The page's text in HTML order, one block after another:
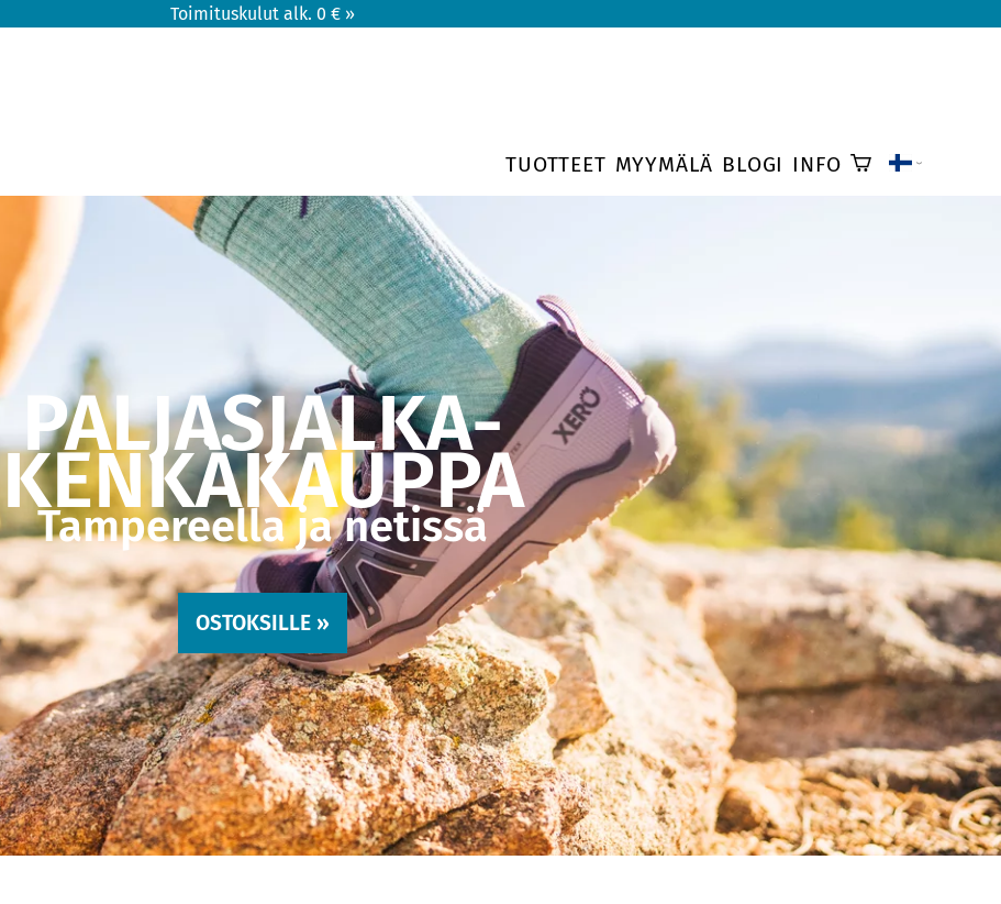
Toimituskulut alk. 0 € »
TUOTTEET MYYMÄLÄ BLOGI INFO
PALJASJALKA-
KENKÄKAUPPA
Tampereella ja netissä
OSTOKSILLE »